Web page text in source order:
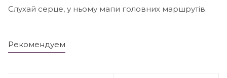
Слухай серце, у ньому мапи головних маршрутів.
Рекомендуем